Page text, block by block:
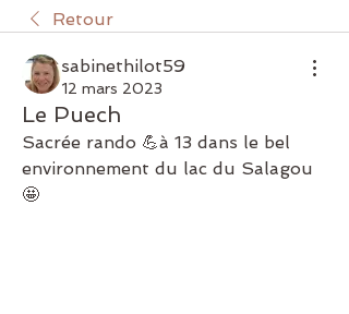
Retour
sabinethilot59
12 mars 2023
Le Puech
Sacrée rando 💪à 13 dans le bel
environnement du lac du Salagou
🤩